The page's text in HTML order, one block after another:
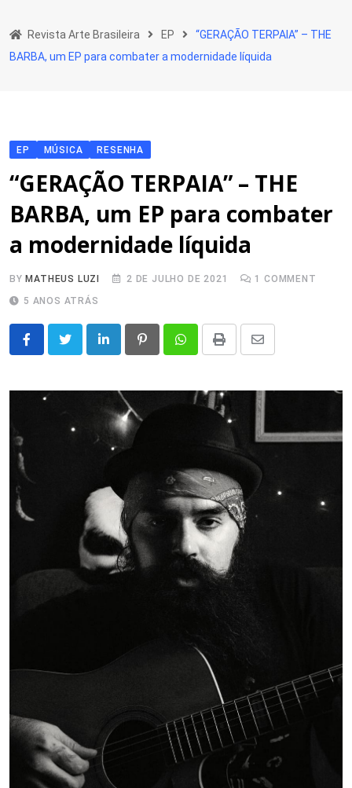
to
content
Revista Arte Brasileira EP
“GERAÇÃO TERPAIA” – THE
BARBA, um EP para combater a modernidade líquida
EP MÚSICA RESENHA
“GERAÇÃO TERPAIA” – THE
BARBA, um EP para combater
a modernidade líquida
BY MATHEUS LUZI 2 DE JULHO DE 2021 1
COMMENT
5 ANOS ATRÁS
LinkedIn PinterestWhatsappPrint
Share
Email